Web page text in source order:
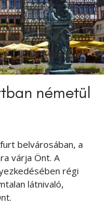
németül
belvárosában, a
várja Önt. A
régi
látnivaló,